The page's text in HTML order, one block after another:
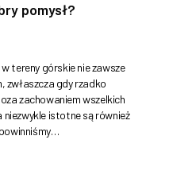
pomysł?
tereny górskie nie zawsze
zwłaszcza gdy rzadko
zachowaniem wszelkich
istotne są również